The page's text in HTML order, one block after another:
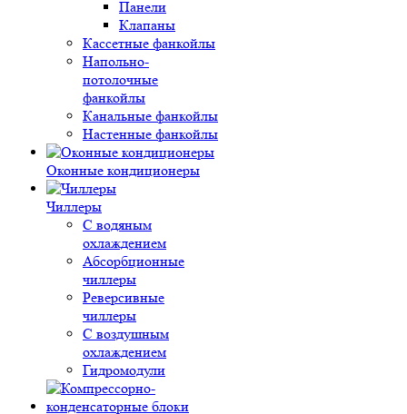
Панели
Клапаны
Кассетные фанкойлы
Напольно-
потолочные
фанкойлы
Канальные фанкойлы
Настенные фанкойлы
Оконные кондиционеры
Чиллеры
С водяным
охлаждением
Абсорбционные
чиллеры
Реверсивные
чиллеры
С воздушным
охлаждением
Гидромодули